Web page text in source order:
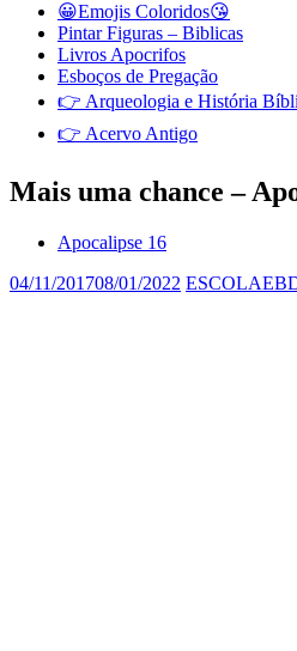
😀Emojis Coloridos😘
Pintar Figuras – Biblicas
Livros Apocrifos
Esboços de Pregação
👉 Arqueologia e História
👉 Acervo Antigo
Mais uma chance –
Apocalipse 16
04/11/201708/01/2022